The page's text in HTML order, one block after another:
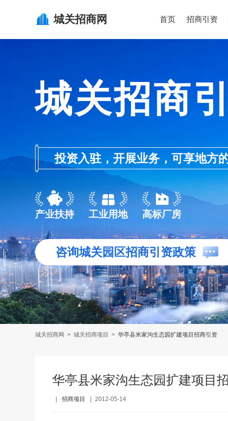
城关招商网 首页 招商引资
城关招商
投资入驻，开展业务，可享地方
产业扶持 工业用地 高标厂房
咨询城关园区招商引资政策
城关招商网 > 城关招商项目 > 华亭县米家沟生态园扩建项目招商引资
华亭县米家沟生态园扩建项目
招商项目 2012-05-14